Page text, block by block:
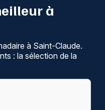
à
à Saint-Claude.
: la sélection de la